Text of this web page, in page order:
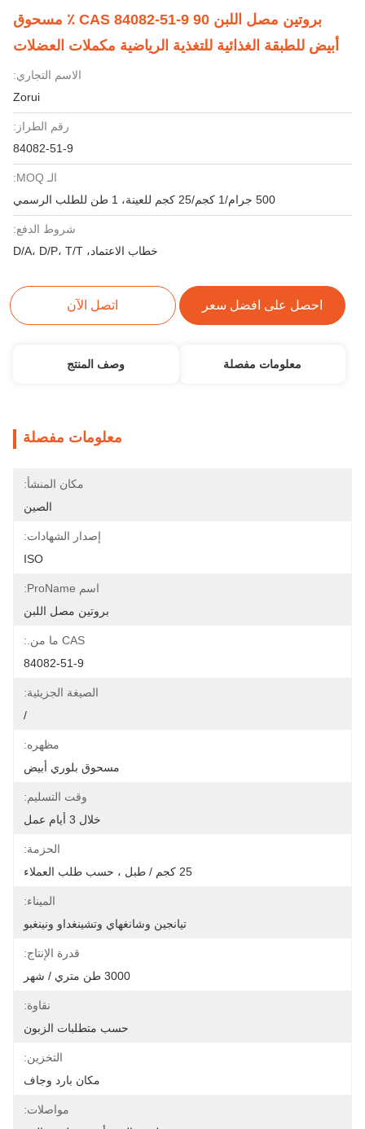
بروتين مصل اللبن CAS 84082-51-9 90 ٪ مسحوق
أبيض للطبقة الغذائية للتغذية الرياضية مكملات العضلات
الاسم التجاري:
Zorui
رقم الطراز:
84082-51-9
الـ MOQ:
500 جرام/1 كجم/25 كجم للعينة، 1 طن للطلب الرسمي
شروط الدفع:
خطاب الاعتماد، D/A، D/P، T/T
احصل على افضل سعر اتصل الآن
معلومات مفصلة وصف المنتج
معلومات مفصلة
مكان المنشأ:
الصين
إصدار الشهادات:
ISO
اسم ProName:
بروتين مصل اللبن
CAS ما من.:
84082-51-9
الصيغة الجزيئية:
مظهره:
مسحوق بلوري أبيض
وقت التسليم:
خلال 3 أيام عمل
الحزمة:
25 كجم / طبل ، حسب طلب العملاء
الميناء:
تيانجين وشانغهاي وتشينغداو ونينغبو
قدرة الإنتاج:
3000 طن متري / شهر
نقاوة:
حسب متطلبات الزبون
التخزين:
مكان بارد وجاف
مواصلات: